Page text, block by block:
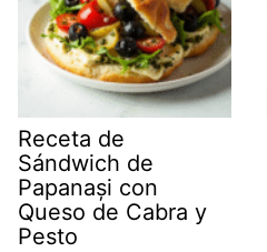
Receta de
Sándwich de
Papanași con
Queso de Cabra y
Pesto